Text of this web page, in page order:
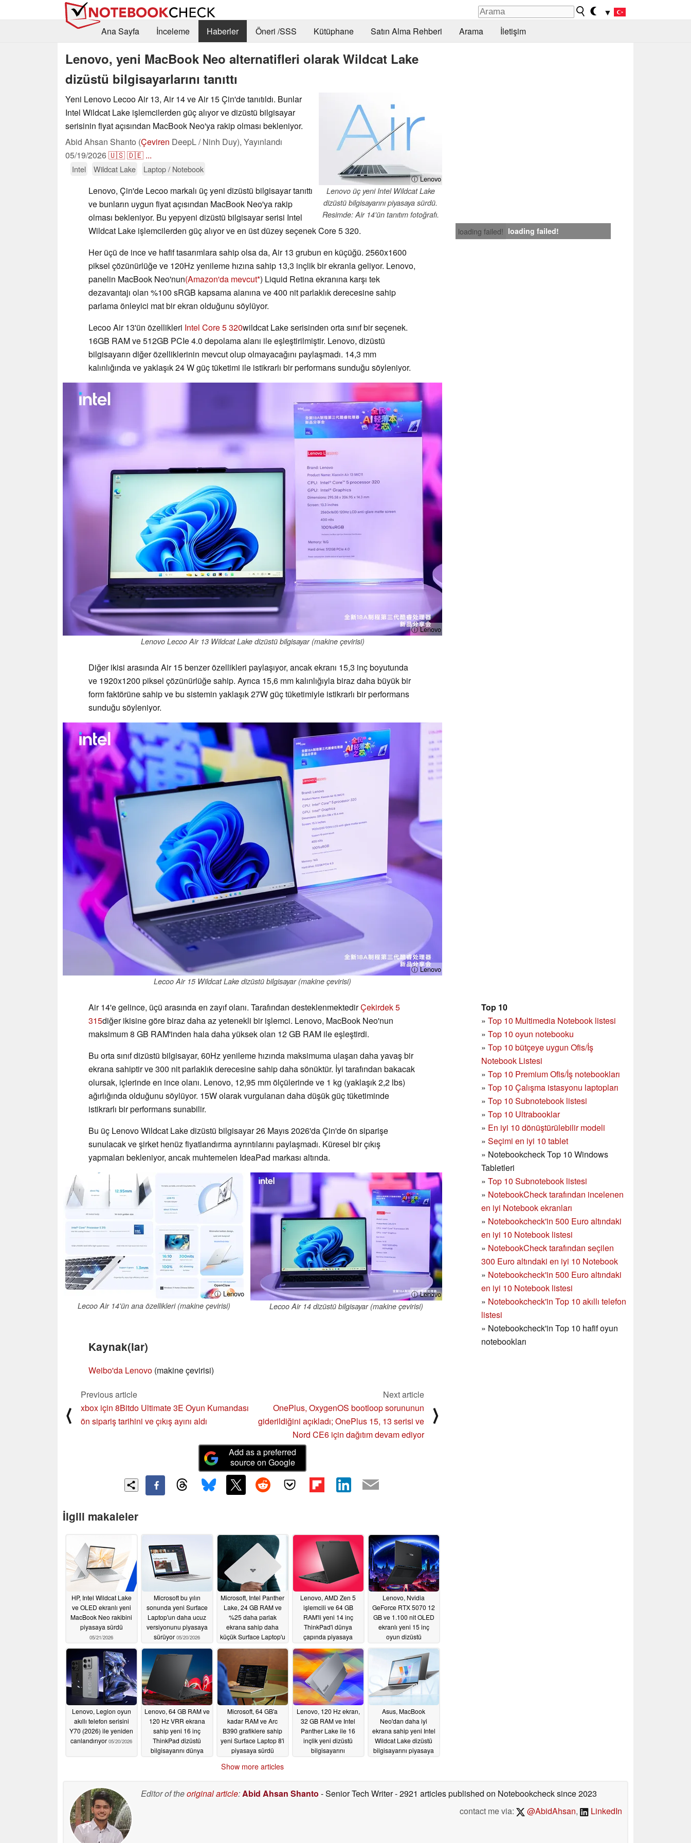
▼
Ana Sayfa
İnceleme Haberler Öneri /SSS Kütüphane Satın Alma Rehberi Arama İletişim
Lenovo, yeni MacBook Neo alternatifleri olarak Wildcat Lake
dizüstü bilgisayarlarını tanıttı
ⓘ Lenovo
Lenovo üç yeni Intel Wildcat Lake
dizüstü bilgisayarını piyasaya sürdü.
Resimde: Air 14'ün tanıtım fotoğrafı.
Yeni Lenovo Lecoo Air 13, Air 14 ve Air 15 Çin'de tanıtıldı. Bunlar
Intel Wildcat Lake işlemcilerden güç alıyor ve dizüstü bilgisayar
serisinin fiyat açısından MacBook Neo'ya rakip olması bekleniyor.
Abid Ahsan Shanto (Çeviren DeepL / Ninh Duy), Yayınlandı
05/19/2026🇺🇸🇩🇪 ...
Intel Wildcat Lake Laptop / Notebook
loading failed! loading failed!
Lenovo, Çin'de Lecoo markalı üç yeni dizüstü bilgisayar tanıttı
ve bunların uygun fiyat açısından MacBook Neo'ya rakip
olması bekleniyor. Bu yepyeni dizüstü bilgisayar serisi Intel
Wildcat Lake işlemcilerden güç alıyor ve en üst düzey seçenek Core 5 320.
Her üçü de ince ve hafif tasarımlara sahip olsa da, Air 13 grubun en küçüğü. 2560x1600
piksel çözünürlüğe ve 120Hz yenileme hızına sahip 13,3 inçlik bir ekranla geliyor. Lenovo,
panelin MacBook Neo'nun(Amazon'da mevcut ) Liquid Retina ekranına karşı tek
dezavantajı olan %100 sRGB kapsama alanına ve 400 nit parlaklık derecesine sahip
parlama önleyici mat bir ekran olduğunu söylüyor.
Lecoo Air 13'ün özellikleri Intel Core 5 320wildcat Lake serisinden orta sınıf bir seçenek.
16GB RAM ve 512GB PCIe 4.0 depolama alanı ile eşleştirilmiştir. Lenovo, dizüstü
bilgisayarın diğer özelliklerinin mevcut olup olmayacağını paylaşmadı. 14,3 mm
kalınlığında ve yaklaşık 24 W güç tüketimi ile istikrarlı bir performans sunduğu söyleniyor.
ⓘ Lenovo
Lenovo Lecoo Air 13 Wildcat Lake dizüstü bilgisayar (makine çevirisi)
Diğer ikisi arasında Air 15 benzer özellikleri paylaşıyor, ancak ekranı 15,3 inç boyutunda
ve 1920x1200 piksel çözünürlüğe sahip. Ayrıca 15,6 mm kalınlığıyla biraz daha büyük bir
form faktörüne sahip ve bu sistemin yaklaşık 27W güç tüketimiyle istikrarlı bir performans
sunduğu söyleniyor.
ⓘ Lenovo
Lecoo Air 15 Wildcat Lake dizüstü bilgisayar (makine çevirisi)
Top 10
» Top 10 Multimedia Notebook listesi
» Top 10 oyun notebooku
» Top 10 bütçeye uygun Ofis/İş
Notebook Listesi
» Top 10 Premium Ofis/İş notebookları
» Top 10 Çalışma istasyonu laptopları
» Top 10 Subnotebook listesi
» Top 10 Ultrabooklar
» En iyi 10 dönüştürülebilir modeli
» Seçimi en iyi 10 tablet
» Notebookcheck Top 10 Windows
Tabletleri
» Top 10 Subnotebook listesi
» NotebookCheck tarafından incelenen
en iyi Notebook ekranları
» Notebookcheck'in 500 Euro altındaki
en iyi 10 Notebook listesi
» NotebookCheck tarafından seçilen
300 Euro altındaki en iyi 10 Notebook
» Notebookcheck'in 500 Euro altındaki
en iyi 10 Notebook listesi
» Notebookcheck'in Top 10 akıllı telefon
listesi
» Notebookcheck'in Top 10 hafif oyun
notebookları
Air 14'e gelince, üçü arasında en zayıf olanı. Tarafından desteklenmektedirÇekirdek 5
315diğer ikisine göre biraz daha az yetenekli bir işlemci. Lenovo, MacBook Neo'nun
maksimum 8 GB RAM'inden hala daha yüksek olan 12 GB RAM ile eşleştirdi.
Bu orta sınıf dizüstü bilgisayar, 60Hz yenileme hızında maksimuma ulaşan daha yavaş bir
ekrana sahiptir ve 300 nit parlaklık derecesine sahip daha sönüktür. İyi tarafından bakacak
olursak, içlerinde en ince olanı. Lenovo, 12,95 mm ölçülerinde ve 1 kg (yaklaşık 2,2 lbs)
ağırlığında olduğunu söylüyor. 15W olarak vurgulanan daha düşük güç tüketiminde
istikrarlı bir performans sunabilir.
Bu üç Lenovo Wildcat Lake dizüstü bilgisayar 26 Mayıs 2026'da Çin'de ön siparişe
sunulacak ve şirket henüz fiyatlandırma ayrıntılarını paylaşmadı. Küresel bir çıkış
yapmaları bekleniyor, ancak muhtemelen IdeaPad markası altında.
ⓘ Lenovo
Lecoo Air 14'ün ana özellikleri (makine çevirisi)
ⓘ Lenovo
Lecoo Air 14 dizüstü bilgisayar (makine çevirisi)
Kaynak(lar)
Weibo'da Lenovo (makine çevirisi)
⟨
Previous article
xbox için 8Bitdo Ultimate 3E Oyun Kumandası
ön sipariş tarihini ve çıkış ayını aldı
Next article
OnePlus, OxygenOS bootloop sorununun
giderildiğini açıkladı; OnePlus 15, 13 serisi ve
Nord CE6 için dağıtım devam ediyor
⟩
Add as a preferred
source on Google
İlgili makaleler
HP, Intel Wildcat Lake
ve OLED ekranlı yeni
MacBook Neo rakibini
piyasaya sürdü
05/21/2026
Microsoft bu yılın
sonunda yeni Surface
Laptop'un daha ucuz
versiyonunu piyasaya
sürüyor 05/20/2026
Microsoft, Intel Panther
Lake, 24 GB RAM ve
%25 daha parlak
ekrana sahip daha
küçük Surface Laptop'u
Lenovo, AMD Zen 5
işlemcili ve 64 GB
RAM'li yeni 14 inç
ThinkPad'i dünya
çapında piyasaya
05/20/2026
Lenovo, Nvidia
GeForce RTX 5070 12
GB ve 1.100 nit OLED
ekranlı yeni 15 inç
oyun dizüstü
çapında piyasaya
sürdü05/20/2026
Lenovo, Legion oyun
akıllı telefon serisini
Y70 (2026) ile yeniden
canlandırıyor 05/20/2026
Lenovo, 64 GB RAM ve
120 Hz VRR ekrana
sahip yeni 16 inç
ThinkPad dizüstü
bilgisayarını dünya
Microsoft, 64 GB'a
kadar RAM ve Arc
B390 grafiklere sahip
yeni Surface Laptop 8'i
piyasaya sürdü
Lenovo, 120 Hz ekran,
32 GB RAM ve Intel
Panther Lake ile 16
inçlik yeni dizüstü
bilgisayarını
Asus, MacBook
Neo'dan daha iyi
ekrana sahip yeni Intel
Wildcat Lake dizüstü
bilgisayarını piyasaya
Show more articles
Editor of theoriginal article:Abid Ahsan Shanto - Senior Tech Writer- 2921 articles published on Notebookchecksince 2023
contact me via:
@AbidAhsan, LinkedIn